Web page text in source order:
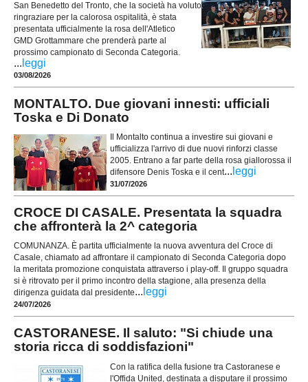
San Benedetto del Tronto, che la società ha voluto
ringraziare per la calorosa ospitalità, è stata
presentata ufficialmente la rosa dell'Atletico
GMD Grottammare che prenderà parte al
prossimo campionato di Seconda Categoria.
... leggi
03/08/2026
MONTALTO. Due giovani innesti: ufficiali
Toska e Di Donato
Il Montalto continua a investire sui giovani e
ufficializza l'arrivo di due nuovi rinforzi classe
2005. Entrano a far parte della rosa giallorossa il
difensore Denis Toska e il cent... leggi
31/07/2026
CROCE DI CASALE. Presentata la squadra
che affronterà la 2^ categoria
COMUNANZA. È partita ufficialmente la nuova avventura del Croce di
Casale, chiamato ad affrontare il campionato di Seconda Categoria dopo
la meritata promozione conquistata attraverso i play-off. Il gruppo squadra
si è ritrovato per il primo incontro della stagione, alla presenza della
dirigenza guidata dal presidente... leggi
24/07/2026
CASTORANESE. Il saluto: "Si chiude una
storia ricca di soddisfazioni"
Con la ratifica della fusione tra Castoranese e
l'Offida United, destinata a disputare il prossimo